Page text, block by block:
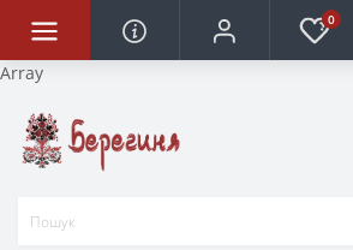
Array
0